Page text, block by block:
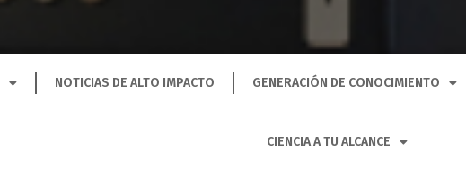
NOTICIAS DE ALTO IMPACTO GENERACIÓN DE CONOCIMIENTO
CIENCIA A TU ALCANCE